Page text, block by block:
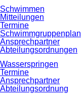
Schwimmen
Mitteilungen
Termine
Schwimmgruppenplan
Ansprechpartner
Abteilungsordnungen
Wasserspringen
Termine
Ansprechpartner
Abteilungsordnung